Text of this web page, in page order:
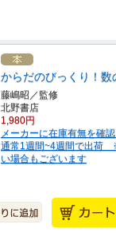
からだのびっくり！数
藤嶋昭／監修
北野書店
1,980円
メーカーに在庫有無を確
通常1週間~4週間で出荷
い場合もございます